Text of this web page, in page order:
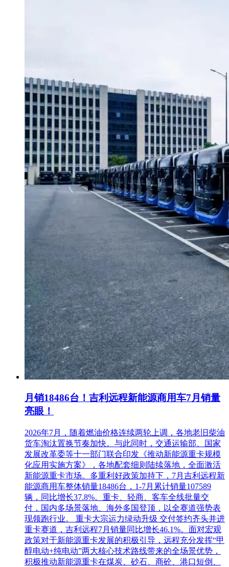
月销18486台！吉利远程新能源商用车7月销量
亮眼！
2026年7月，随着燃油价格连续两轮上调，各地老旧柴油
货车淘汰置换节奏加快。与此同时，交通运输部、国家
发展改革委等十一部门联合印发《推动新能源重卡规模
化应用实施方案》，各地配套细则陆续落地，全面激活
新能源重卡市场。多重利好政策加持下，7月吉利远程新
能源商用车整体销量18486台，1-7月累计销量107589
辆，同比增长37.8%。重卡、轻商、客车全线批量交
付，国内多场景落地、海外多国登顶，以全赛道强势表
现领跑行业。 重卡大宗运力绿动升级 交付签约齐头并进
重卡赛道，吉利远程7月销量同比增长46.1%。面对宏观
政策对于新能源重卡发展的积极引导，远程充分发挥“甲
醇电动+纯电动”两大核心技术路线带来的全场景优势，
积极推动新能源重卡在煤炭、砂石、商砼、港口短倒、